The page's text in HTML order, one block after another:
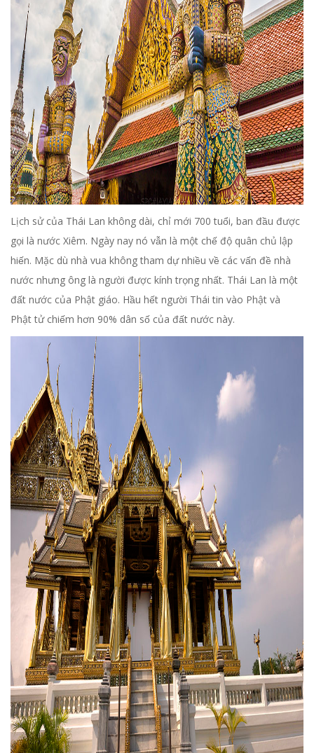
Lịch sử của Thái Lan không dài, chỉ mới 700 tuổi, ban đầu được
gọi là nước Xiêm. Ngày nay nó vẫn là một chế độ quân chủ lập
hiến. Mặc dù nhà vua không tham dự nhiều về các vấn đề nhà
nước nhưng ông là người được kính trọng nhất. Thái Lan là một
đất nước của Phật giáo. Hầu hết người Thái tin vào Phật và
Phật tử chiếm hơn 90% dân số của đất nước này.